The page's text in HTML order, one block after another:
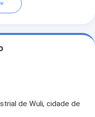
de Wuli, cidade de